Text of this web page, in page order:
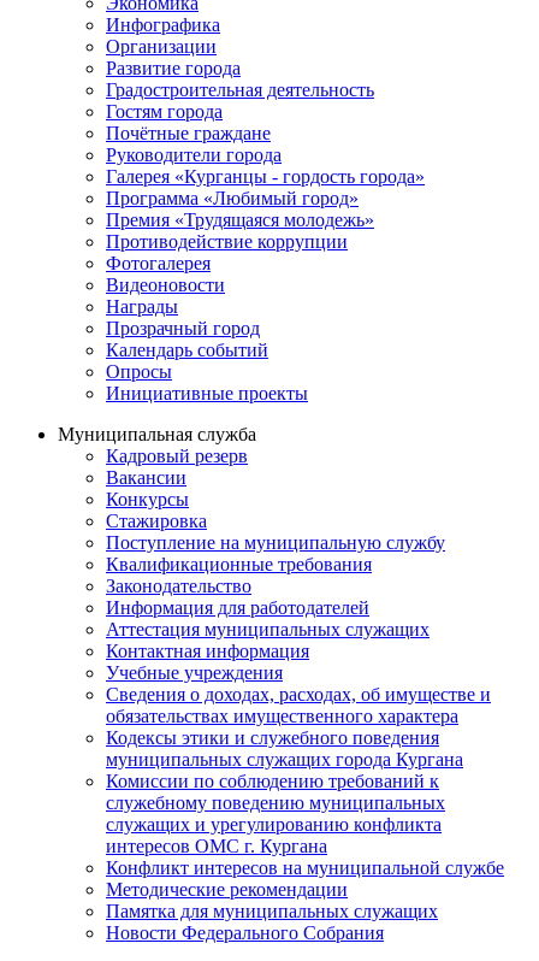
Инфографика
Организации
Развитие города
Градостроительная деятельность
Гостям города
Почётные граждане
Руководители города
Галерея «Курганцы - гордость города»
Программа «Любимый город»
Премия «Трудящаяся молодежь»
Противодействие коррупции
Фотогалерея
Видеоновости
Награды
Прозрачный город
Календарь событий
Опросы
Инициативные проекты
Муниципальная служба
Кадровый резерв
Вакансии
Конкурсы
Стажировка
Поступление на муниципальную службу
Квалификационные требования
Законодательство
Информация для работодателей
Аттестация муниципальных служащих
Контактная информация
Учебные учреждения
Сведения о доходах, расходах, об имуществе и
обязательствах имущественного характера
Кодексы этики и служебного поведения
муниципальных служащих города Кургана
Комиссии по соблюдению требований к
служебному поведению муниципальных
служащих и урегулированию конфликта
интересов ОМС г. Кургана
Конфликт интересов на муниципальной службе
Методические рекомендации
Памятка для муниципальных служащих
Новости Федерального Cобрания